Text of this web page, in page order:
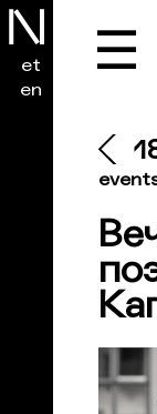
et
en
☰